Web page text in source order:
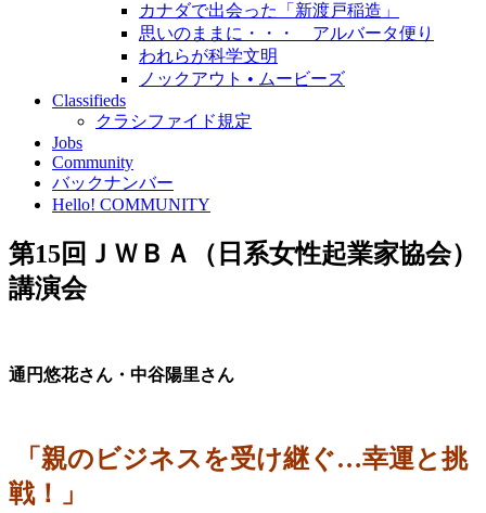
カナダで出会った「新渡戸稲造」
思いのままに・・・ アルバータ便り
われらが科学文明
ノックアウト • ムービーズ
Classifieds
クラシファイド規定
Jobs
Community
バックナンバー
Hello! COMMUNITY
第15回ＪＷＢＡ（日系女性起業家協会）
講演会
通円悠花さん・中谷陽里さん
「親のビジネスを受け継ぐ…幸運と挑
戦！」